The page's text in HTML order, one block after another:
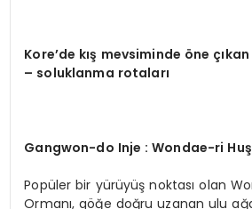
Kore’de kış mevsiminde öne çıkan
– soluklanma rotaları
Gangwon-do Inje : Wondae-ri Huş
Popüler bir yürüyüş noktası olan
Ormanı, göğe doğru uzanan ulu